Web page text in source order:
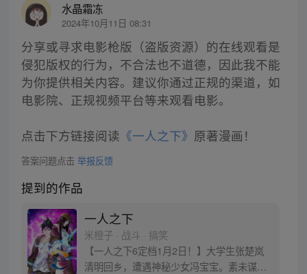
水晶霜冻
2024年10月11日 08:31
分享或寻求电影枪版（盗版资源）的在线观看是
侵犯版权的行为，不合法也不道德，因此我不能
为你提供相关内容。建议你通过正规的渠道，如
电影院、正规视频平台等来观看电影。
点击下方链接阅读 《一人之下》 原著漫画！
答案问题点击 举报反馈
提到的作品
一人之下
米橙子 · 战斗 · 搞笑
【一人之下6定档1月2日！】大学生张楚岚
清明回乡，遭遇神秘少女冯宝宝。素未谋面